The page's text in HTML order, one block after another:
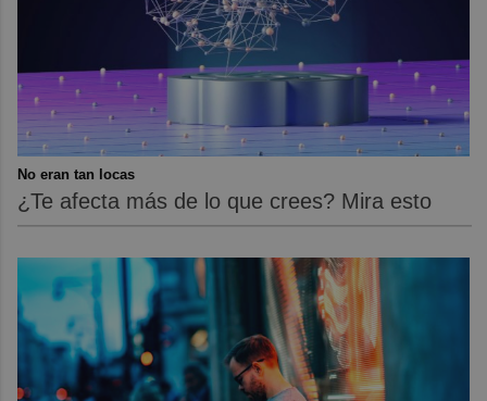
No eran tan locas
¿Te afecta más de lo que crees? Mira esto